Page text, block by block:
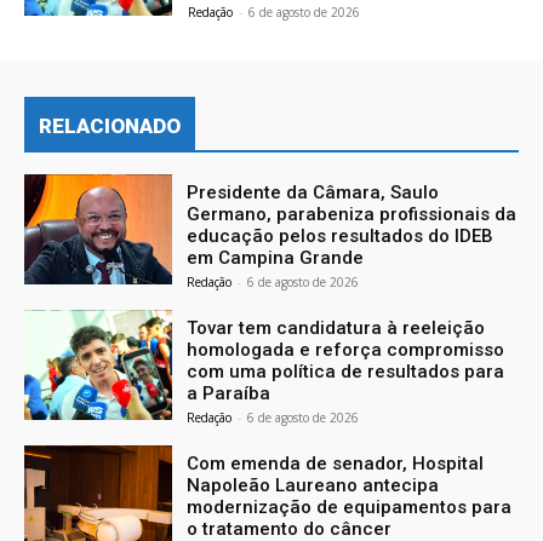
Redação - 6 de agosto de 2026
RELACIONADO
Presidente da Câmara, Saulo
Germano, parabeniza profissionais da
educação pelos resultados do IDEB
em Campina Grande
Redação - 6 de agosto de 2026
Tovar tem candidatura à reeleição
homologada e reforça compromisso
com uma política de resultados para
a Paraíba
Redação - 6 de agosto de 2026
Com emenda de senador, Hospital
Napoleão Laureano antecipa
modernização de equipamentos para
o tratamento do câncer